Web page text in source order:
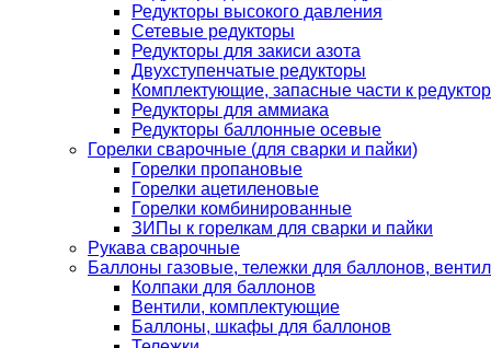
Редукторы высокого давления
Сетевые редукторы
Редукторы для закиси азота
Двухступенчатые редукторы
Комплектующие, запасные части к
Редукторы для аммиака
Редукторы баллонные осевые
Горелки сварочные (для сварки и пайки)
Горелки пропановые
Горелки ацетиленовые
Горелки комбинированные
ЗИПы к горелкам для сварки и пайки
Рукава сварочные
Баллоны газовые, тележки для баллонов,
Колпаки для баллонов
Вентили, комплектующие
Баллоны, шкафы для баллонов